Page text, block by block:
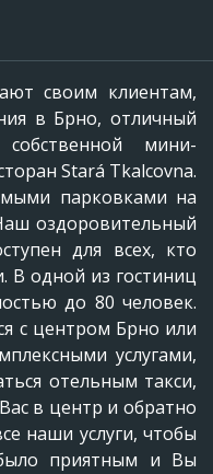
своим клиентам,
в Брно, отличный
мини-
Stará Tkalcovna.
парковками на
оздоровительный
для всех, кто
В одной из гостиниц
до 80 человек.
с центром Брно или
услугами,
отельным такси,
в центр и обратно
наши услуги, чтобы
приятным и Вы